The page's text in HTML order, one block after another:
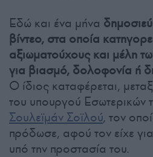
Εδώ και ένα μήνα
βίντεο, στα οποία
αξιωματούχους και μέλη
για βιασμό, δολοφονία ή
Ο ίδιος καταφέρεται,
του υπουργού Εσωτερικών
Σουλεϊμάν Σοϊλού, τον
πρόδωσε, αφού τον είχε
υπό την προστασία του.